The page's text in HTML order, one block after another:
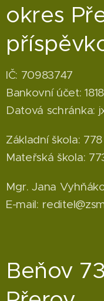
okres
IČ: 70983747
Bankovní účet:
Datová schránka:
Základní škola:
Mateřská škola:
Mgr. Jana
E-mail:
Beňov